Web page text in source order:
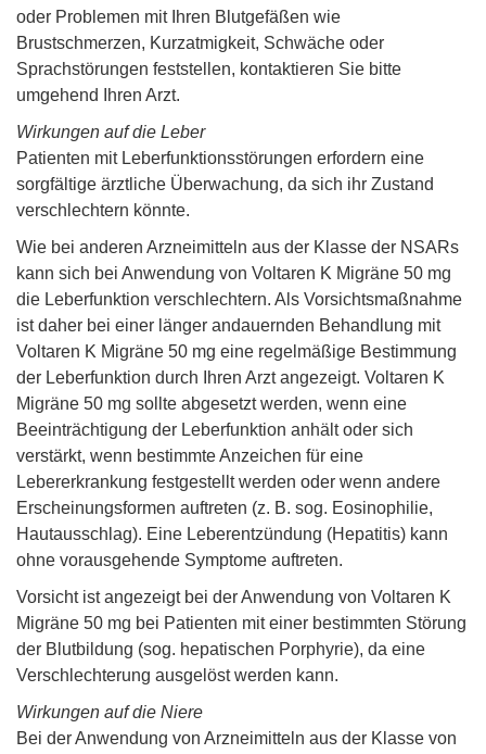
oder Problemen mit Ihren Blutgefäßen wie
Brustschmerzen, Kurzatmigkeit, Schwäche oder
Sprachstörungen feststellen, kontaktieren Sie bitte
umgehend Ihren Arzt.
Wirkungen auf die Leber
Patienten mit Leberfunktionsstörungen erfordern eine
sorgfältige ärztliche Überwachung, da sich ihr Zustand
verschlechtern könnte.
Wie bei anderen Arzneimitteln aus der Klasse der NSARs
kann sich bei Anwendung von Voltaren K Migräne 50 mg
die Leberfunktion verschlechtern. Als Vorsichtsmaßnahme
ist daher bei einer länger andauernden Behandlung mit
Voltaren K Migräne 50 mg eine regelmäßige Bestimmung
der Leberfunktion durch Ihren Arzt angezeigt. Voltaren K
Migräne 50 mg sollte abgesetzt werden, wenn eine
Beeinträchtigung der Leberfunktion anhält oder sich
verstärkt, wenn bestimmte Anzeichen für eine
Lebererkrankung festgestellt werden oder wenn andere
Erscheinungsformen auftreten (z. B. sog. Eosinophilie,
Hautausschlag). Eine Leberentzündung (Hepatitis) kann
ohne vorausgehende Symptome auftreten.
Vorsicht ist angezeigt bei der Anwendung von Voltaren K
Migräne 50 mg bei Patienten mit einer bestimmten Störung
der Blutbildung (sog. hepatischen Porphyrie), da eine
Verschlechterung ausgelöst werden kann.
Wirkungen auf die Niere
Bei der Anwendung von Arzneimitteln aus der Klasse von